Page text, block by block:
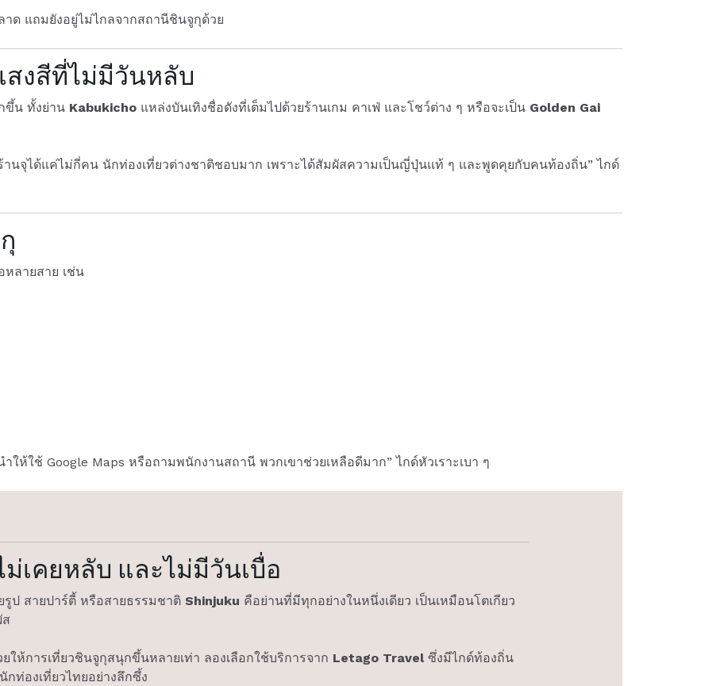
ด แถมยังอยู่ไม่ไกลจากสถานีชินจูกุด้วย
งสีที่ไม่มีวันหลับ
ขึ้น ทั้งย่าน Kabukichoแหล่งบันเทิงชื่อดังที่เต็มไปด้วยร้านเกม คาเฟ่ และโชว์ต่าง ๆ หรือจะเป็น Golden Gai
านจุได้แค่ไม่กี่คน นักท่องเที่ยวต่างชาติชอบมาก เพราะได้สัมผัสความเป็นญี่ปุ่นแท้ ๆ และพูดคุยกับคนท้องถิ่น” ไกด์
ลายสาย เช่น
ห้ใช้ Google Maps หรือถามพนักงานสถานี พวกเขาช่วยเหลือดีมาก” ไกด์หัวเราะเบา ๆ
เคยหลับ และไม่มีวันเบื่อ
รูป สายปาร์ตี้ หรือสายธรรมชาติ Shinjuku คือย่านที่มีทุกอย่างในหนึ่งเดียว เป็นเหมือนโตเกียว
ห้การเที่ยวชินจูกุสนุกขึ้นหลายเท่า ลองเลือกใช้บริการจาก Letago Travelซึ่งมีไกด์ท้องถิ่น
ท่องเที่ยวไทยอย่างลึกซึ้ง